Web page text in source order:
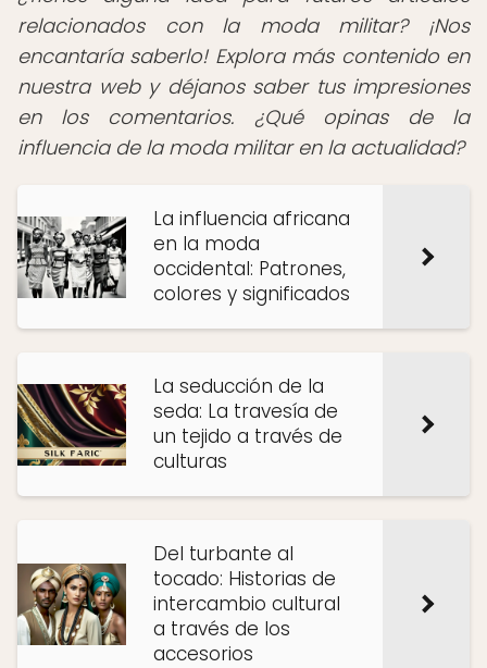
relacionados con la moda militar? ¡Nos
encantaría saberlo! Explora más contenido en
nuestra web y déjanos saber tus impresiones
en los comentarios. ¿Qué opinas de la
influencia de la moda militar en la actualidad?
La influencia africana
en la moda
occidental: Patrones,
colores y significados
La seducción de la
seda: La travesía de
un tejido a través de
culturas
Del turbante al
tocado: Historias de
intercambio cultural
a través de los
accesorios